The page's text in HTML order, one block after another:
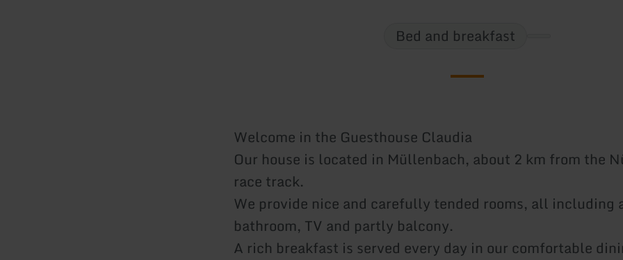
Bed and breakfast
Welcome in the Guesthouse Claudia
Our house is located in Müllenbach, about 2 km from the
race track.
We provide nice and carefully tended rooms, all including
bathroom, TV and partly balcony.
A rich breakfast is served every day in our comfortable